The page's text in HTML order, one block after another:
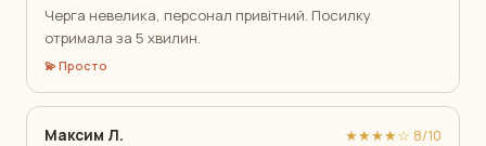
Черга невелика, персонал привітний. Посилку
отримала за 5 хвилин.
💫 Просто
Максим Л. ★★★★☆ 8/10